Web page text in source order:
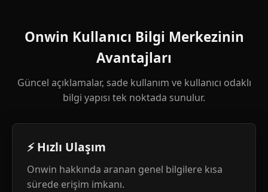
Onwin Kullanıcı Bilgi Merkezinin
Avantajları
Güncel açıklamalar, sade kullanım ve kullanıcı odaklı
bilgi yapısı tek noktada sunulur.
⚡ Hızlı Ulaşım
Onwin hakkında aranan genel bilgilere kısa
sürede erişim imkanı.